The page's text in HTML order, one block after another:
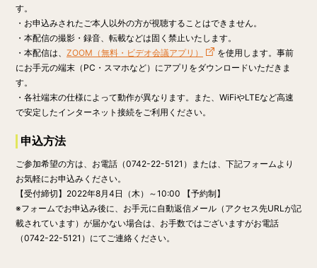
す。
・お申込みされたご本人以外の方が視聴することはできません。
・本配信の撮影・録音、転載などは固く禁止いたします。
・本配信は、 ZOOM（無料・ビデオ会議アプリ）
を使用します。事前
にお手元の端末（PC・スマホなど）にアプリをダウンロードいただきま
す。
・各社端末の仕様によって動作が異なります。また、WiFiやLTEなど高速
で安定したインターネット接続をご利用ください。
申込方法
ご参加希望の方は、お電話（0742-22-5121）または、下記フォームより
お気軽にお申込みください。
【受付締切】 2022年8月4日（木）～10:00
【予約制】
※フォームでお申込み後に、お手元に自動返信メール（アクセス先URLが記
載されています）が届かない場合は、お手数ではございますがお電話
（0742-22-5121）にてご連絡ください。